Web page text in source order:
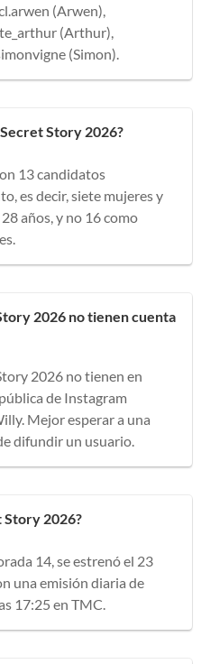
(Arwen),
(Arthur),
(Simon).
Story 2026?
13 candidatos
es decir, siete mujeres y
años, y no 16 como
2026 no tienen cuenta
2026 no tienen en
de Instagram
Mejor esperar a una
difundir un usuario.
Story 2026?
14, se estrenó el 23
una emisión diaria de
17:25 en TMC.